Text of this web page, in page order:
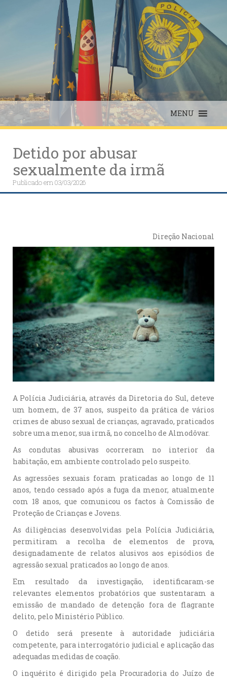
MENU
Detido por abusar
sexualmente da irmã
Publicado em03/03/2026
Direção Nacional
A Polícia Judiciária, através da Diretoria do Sul, deteve
um homem, de 37 anos, suspeito da prática de vários
crimes de abuso sexual de crianças, agravado, praticados
sobre uma menor, sua irmã, no concelho de Almodôvar.
As condutas abusivas ocorreram no interior da
habitação, em ambiente controlado pelo suspeito.
As agressões sexuais foram praticadas ao longo de 11
anos, tendo cessado após a fuga da menor, atualmente
com 18 anos, que comunicou os factos à Comissão de
Proteção de Crianças e Jovens.
As diligências desenvolvidas pela Polícia Judiciária,
permitiram a recolha de elementos de prova,
designadamente de relatos alusivos aos episódios de
agressão sexual praticados ao longo de anos.
Em resultado da investigação, identificaram-se
relevantes elementos probatórios que sustentaram a
emissão de mandado de detenção fora de flagrante
delito, pelo Ministério Público.
O detido será presente à autoridade judiciária
competente, para interrogatório judicial e aplicação das
adequadas medidas de coação.
O inquérito é dirigido pela Procuradoria do Juízo de